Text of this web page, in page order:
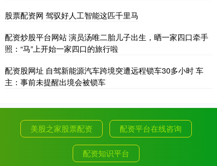
股票配资网 驾驭好人工智能这匹千里马
配资炒股平台网站 演员汤唯二胎儿子出生，晒一家四口牵手
照：“马”上开始一家四口的旅行啦
配资股网址 自驾新能源汽车跨境突遭远程锁车30多小时 车
主：事前未提醒出境会被锁车
美股之家股票配资 配资平台在线咨询
配资知识平台